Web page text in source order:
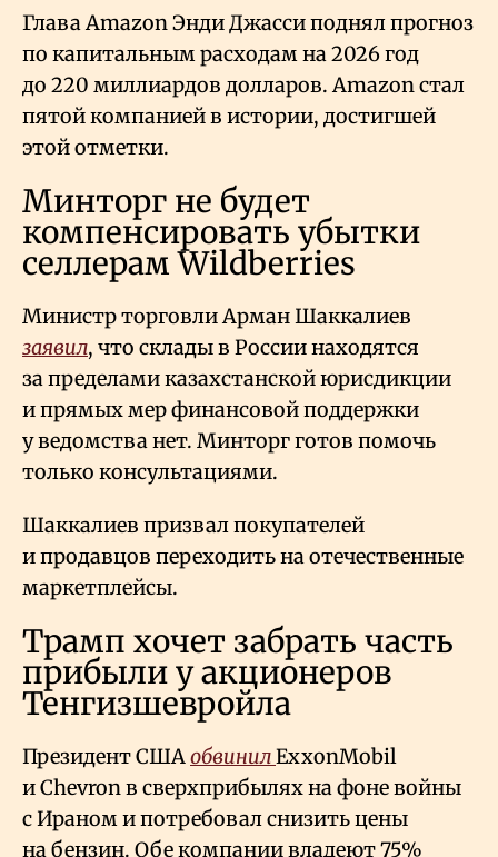
Глава Amazon Энди Джасси поднял прогноз
по капитальным расходам на 2026 год
до 220 миллиардов долларов. Amazon стал
пятой компанией в истории, достигшей
этой отметки.
Минторг не будет
компенсировать убытки
селлерам Wildberries
Министр торговли Арман Шаккалиев
заявил, что склады в России находятся
за пределами казахстанской юрисдикции
и прямых мер финансовой поддержки
у ведомства нет. Минторг готов помочь
только консультациями.
Шаккалиев призвал покупателей
и продавцов переходить на отечественные
маркетплейсы.
Трамп хочет забрать часть
прибыли у акционеров
Тенгизшевройла
Президент СШАобвинилExxonMobil
и Chevron в сверхприбылях на фоне войны
с Ираном и потребовал снизить цены
на бензин. Обе компании владеют 75%